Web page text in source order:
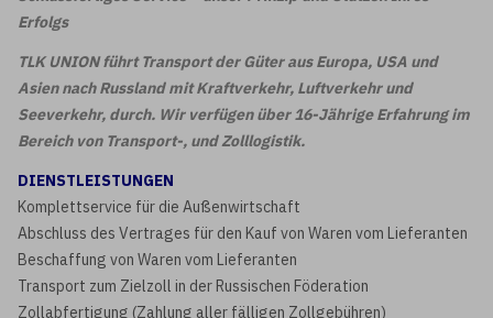
Erfolgs
TLK UNION führt Transport der Güter aus Europa, USA und
Asien nach Russland mit Kraftverkehr, Luftverkehr und
Seeverkehr, durch. Wir verfügen über 16-Jährige Erfahrung im
Bereich von Transport-, und Zolllogistik.
DIENSTLEISTUNGEN
Komplettservice für die Außenwirtschaft
Abschluss des Vertrages für den Kauf von Waren vom Lieferanten
Beschaffung von Waren vom Lieferanten
Transport zum Zielzoll in der Russischen Föderation
Zollabfertigung (Zahlung aller fälligen Zollgebühren)